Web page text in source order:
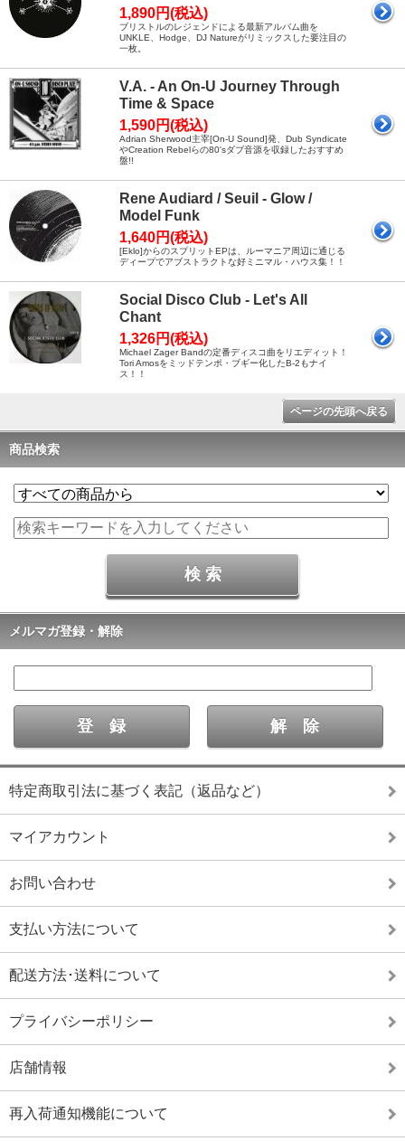
1,890円(税込)
ブリストルのレジェンドによる最新アルバム曲を
UNKLE、Hodge、DJ Natureがリミックスした要注目の
一枚。
V.A. - An On-U Journey Through
Time & Space
1,590円(税込)
Adrian Sherwood主宰[On-U Sound]発、Dub Syndicate
やCreation Rebelらの80'sダブ音源を収録したおすすめ
盤!!
Rene Audiard / Seuil - Glow /
Model Funk
1,640円(税込)
[Eklo]からのスプリットEPは、ルーマニア周辺に通じる
ディープでアブストラクトな好ミニマル・ハウス集！！
Social Disco Club - Let's All
Chant
1,326円(税込)
Michael Zager Bandの定番ディスコ曲をリエディット！
Tori Amosをミッドテンポ・ブギー化したB-2もナイ
ス！！
ページの先頭へ戻る
商品検索
メルマガ登録・解除
特定商取引法に基づく表記（返品など）
マイアカウント
お問い合わせ
支払い方法について
配送方法･送料について
プライバシーポリシー
店舗情報
再入荷通知機能について